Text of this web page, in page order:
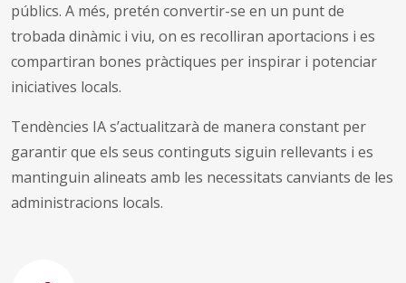
públics. A més, pretén convertir-se en un punt de
trobada dinàmic i viu, on es recolliran aportacions i es
compartiran bones pràctiques per inspirar i potenciar
iniciatives locals.
Tendències IA s’actualitzarà de manera constant per
garantir que els seus continguts siguin rellevants i es
mantinguin alineats amb les necessitats canviants de les
administracions locals.